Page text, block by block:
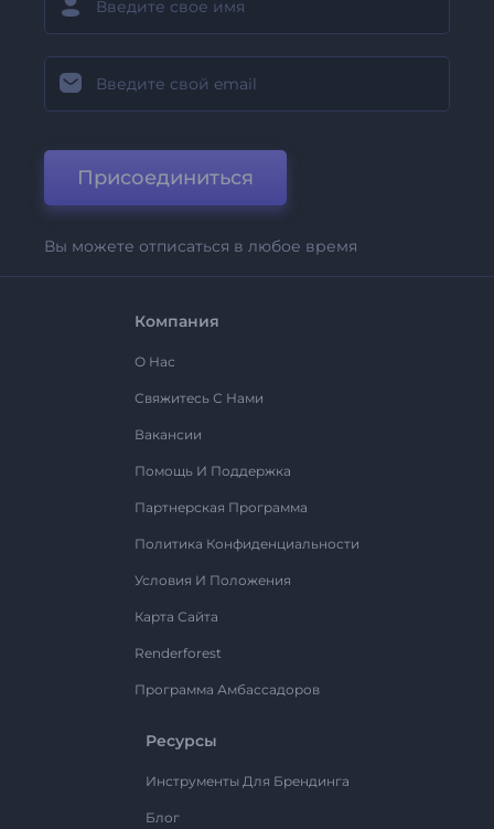
Присоединиться
Вы можете отписаться в любое время
Компания
О Нас
Свяжитесь С Нами
Вакансии
Помощь И Поддержка
Партнерская Программа
Политика Конфиденциальности
Условия И Положения
Карта Сайта
Renderforest
Программа Амбассадоров
Ресурсы
Инструменты Для Брендинга
Блог